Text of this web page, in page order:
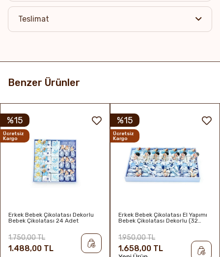
Fındık, Ceviz, Antep Fıstığı ve Soya ürünü içerebilir.
Raf Ömrü & Saklama Koşulları
Teslimat
Benzer Ürünler
Erkek Bebek Çikolatası Dekorlu
Bebek Çikolatası 24 Adet
1.488,00 TL
1.750,00 TL
%15
Ücretsiz
Kargo
Erkek Bebek Çikolatası El Yapımı
Bebek Çikolatası Dekorlu (32
1.658,00 TL
1.950,00 TL
%15
Ücretsiz
Kargo